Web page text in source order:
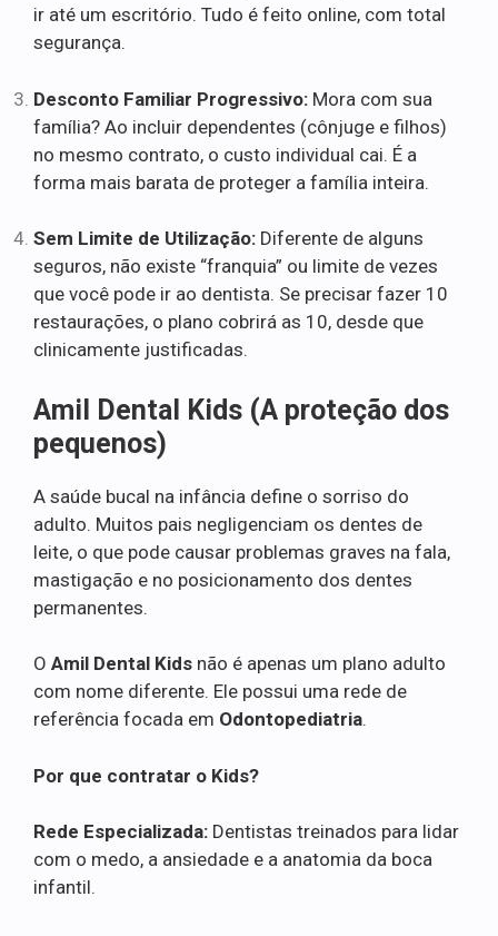
ir até um escritório. Tudo é feito online, com total
segurança.
Desconto Familiar Progressivo: Mora com sua
família? Ao incluir dependentes (cônjuge e filhos)
no mesmo contrato, o custo individual cai. É a
forma mais barata de proteger a família inteira.
Sem Limite de Utilização: Diferente de alguns
seguros, não existe “franquia” ou limite de vezes
que você pode ir ao dentista. Se precisar fazer 10
restaurações, o plano cobrirá as 10, desde que
clinicamente justificadas.
Amil Dental Kids (A proteção dos
pequenos)
A saúde bucal na infância define o sorriso do
adulto. Muitos pais negligenciam os dentes de
leite, o que pode causar problemas graves na fala,
mastigação e no posicionamento dos dentes
permanentes.
O Amil Dental Kids não é apenas um plano adulto
com nome diferente. Ele possui uma rede de
referência focada em Odontopediatria.
Por que contratar o Kids?
Rede Especializada: Dentistas treinados para lidar
com o medo, a ansiedade e a anatomia da boca
infantil.